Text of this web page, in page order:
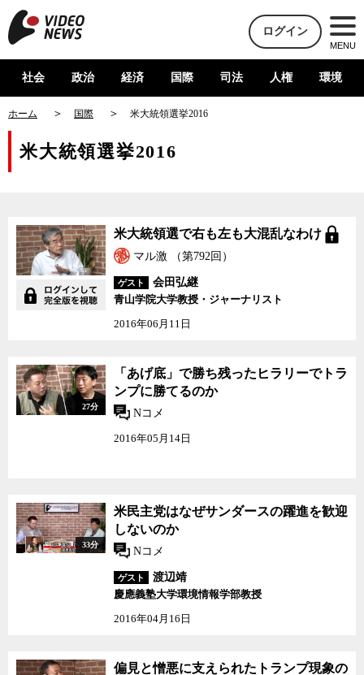
ログイン
MENU
社会 政治 経済 国際 司法 人権 環境
ホーム 国際 米大統領選挙2016
米大統領選挙2016
米大統領選で右も左も大混乱なわけ
マル激 （第792回）
ゲスト
会田弘継
青山学院大学教授・ジャーナリスト
2016年06月11日
27分
「あげ底」で勝ち残ったヒラリーでトラ
ンプに勝てるのか
Nコメ
2016年05月14日
33分
米民主党はなぜサンダースの躍進を歓迎
しないのか
Nコメ
ゲスト
渡辺靖
慶應義塾大学環境情報学部教授
2016年04月16日
偏見と憎悪に支えられたトランプ現象の